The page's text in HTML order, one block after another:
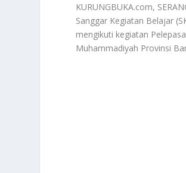
KURUNGBUKA.com,
Sanggar Kegiatan Belajar
mengikuti kegiatan
Muhammadiyah Provinsi